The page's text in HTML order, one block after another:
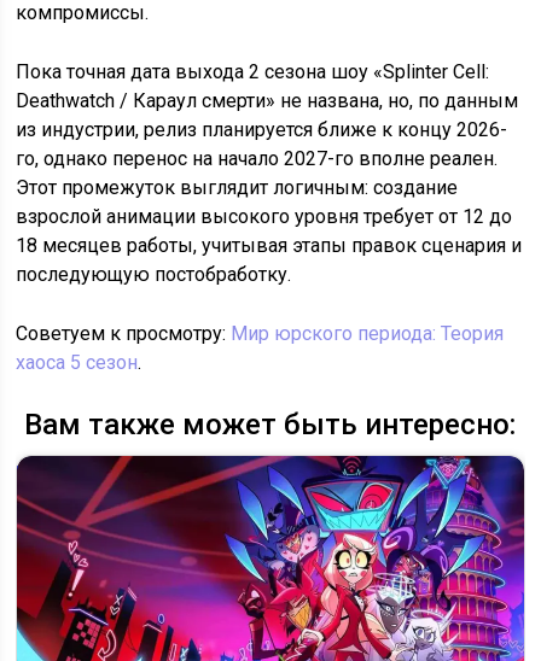
компромиссы.
Пока точная дата выхода 2 сезона шоу «Splinter Cell:
Deathwatch / Караул смерти» не названа, но, по данным
из индустрии, релиз планируется ближе к концу 2026-
го, однако перенос на начало 2027-го вполне реален.
Этот промежуток выглядит логичным: создание
взрослой анимации высокого уровня требует от 12 до
18 месяцев работы, учитывая этапы правок сценария и
последующую постобработку.
Советуем к просмотру: Мир юрского периода: Теория
хаоса 5 сезон.
Вам также может быть интересно: